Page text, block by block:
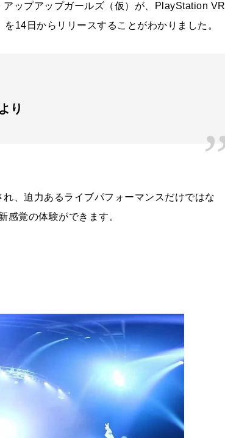
ップアップガールズ（仮）が、
PlayStation VR
を14 日からリリースすることがわかりました。
り
、迫力あるライブパフォーマンスだけではな
感覚の体験ができます。